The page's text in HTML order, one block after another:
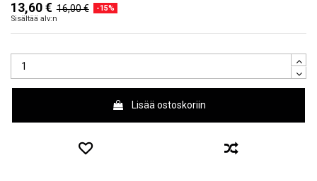
13,60 € 16,00 €
-15%
Sisältää alv:n
Lisää ostoskoriin